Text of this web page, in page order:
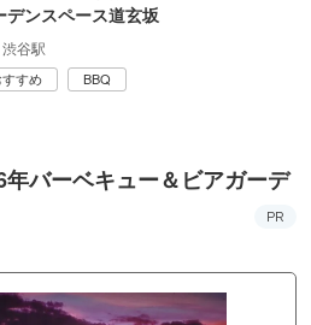
デンスペース道玄坂
渋谷駅
すすめ BBQ
バーベキュー＆ビアガーデ
PR